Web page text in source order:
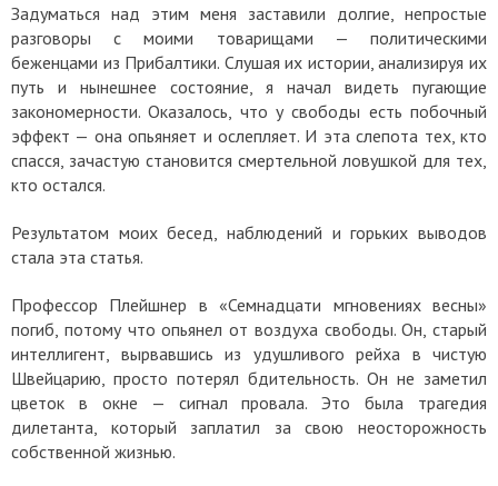
Задуматься над этим меня заставили долгие, непростые
разговоры с моими товарищами — политическими
беженцами из Прибалтики. Слушая их истории, анализируя их
путь и нынешнее состояние, я начал видеть пугающие
закономерности. Оказалось, что у свободы есть побочный
эффект — она опьяняет и ослепляет. И эта слепота тех, кто
спасся, зачастую становится смертельной ловушкой для тех,
кто остался.
Результатом моих бесед, наблюдений и горьких выводов
стала эта статья.
Профессор Плейшнер в «Семнадцати мгновениях весны»
погиб, потому что опьянел от воздуха свободы. Он, старый
интеллигент, вырвавшись из удушливого рейха в чистую
Швейцарию, просто потерял бдительность. Он не заметил
цветок в окне — сигнал провала. Это была трагедия
дилетанта, который заплатил за свою неосторожность
собственной жизнью.